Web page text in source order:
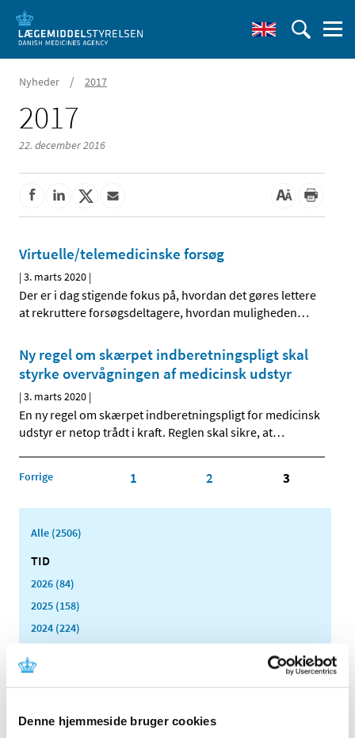
Denne hjemmeside bruger cookies
Nyheder / 2017
2017
22. december 2016
Virtuelle/telemedicinske forsøg
|3. marts 2020 |
Der er i dag stigende fokus på, hvordan det gøres lettere
at rekruttere forsøgsdeltagere, hvordan muligheden…
Ny regel om skærpet indberetningspligt skal
styrke overvågningen af medicinsk udstyr
|3. marts 2020 |
En ny regel om skærpet indberetningspligt for medicinsk
udstyr er netop trådt i kraft. Reglen skal sikre, at…
Forrige 1 2 3
Alle (2506)
TID
2026 (84)
2025 (158)
2024 (224)
2022 (197)
2020 (263)